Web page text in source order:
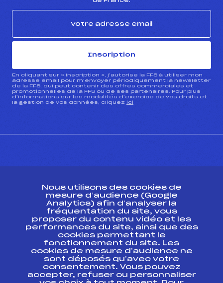
Inscription
En cliquant sur « inscription », j’autorise la FFS à utiliser mon
adresse email pour m’envoyer périodiquement la newsletter
de la FFS, qui peut contenir des offres commerciales et
promotionnelles de la FFS ou de ses partenaires. Pour plus
d’informations sur les modalités d’exercice de vos droits et
la gestion de vos données, cliquez ici
Ressources
Pass’Neige
Projet sportif fédéral
Projet de performance fédéral
Antidopage
Pôle Développement, Formation, Suivi
Scientifique
Nous utilisons des cookies de
mesure d’audience (Google
Analytics) afin d’analyser la
fréquentation du site, vous
proposer du contenu vidéo et les
performances du site, ainsi que des
cookies permettant le
fonctionnement du site. Les
cookies de mesure d’audience ne
sont déposés qu’avec votre
consentement. Vous pouvez
accepter, refuser ou personnaliser